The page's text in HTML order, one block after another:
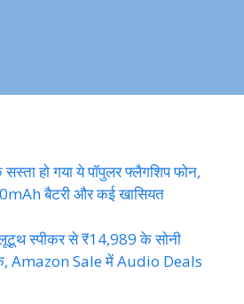
हो गया ये पॉपुलर फ्लैगशिप फोन,
बैटरी और कई खासियत
स्पीकर से ₹14,989 के सोनी
Amazon Sale में Audio Deals